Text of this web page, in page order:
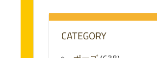
CATEGORY